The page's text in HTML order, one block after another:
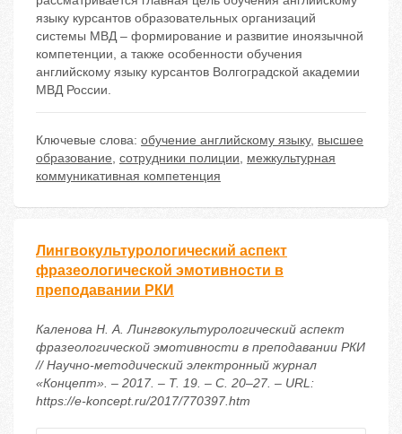
языку курсантов образовательных организаций
системы МВД – формирование и развитие иноязычной
компетенции, а также особенности обучения
английскому языку курсантов Волгоградской академии
МВД России.
Ключевые слова: обучение английскому языку, высшее
образование, сотрудники полиции, межкультурная
коммуникативная компетенция
Лингвокультурологический аспект
фразеологической эмотивности в
преподавании РКИ
Каленова Н. А. Лингвокультурологический аспект
фразеологической эмотивности в преподавании РКИ
// Научно-методический электронный журнал
«Концепт». – 2017. – Т. 19. – С. 20–27. – URL:
https://e-koncept.ru/2017/770397.htm